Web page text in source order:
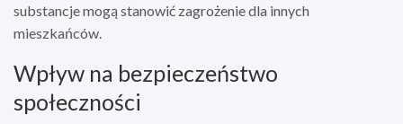
substancje mogą stanowić zagrożenie dla innych
mieszkańców.
Wpływ na bezpieczeństwo
społeczności